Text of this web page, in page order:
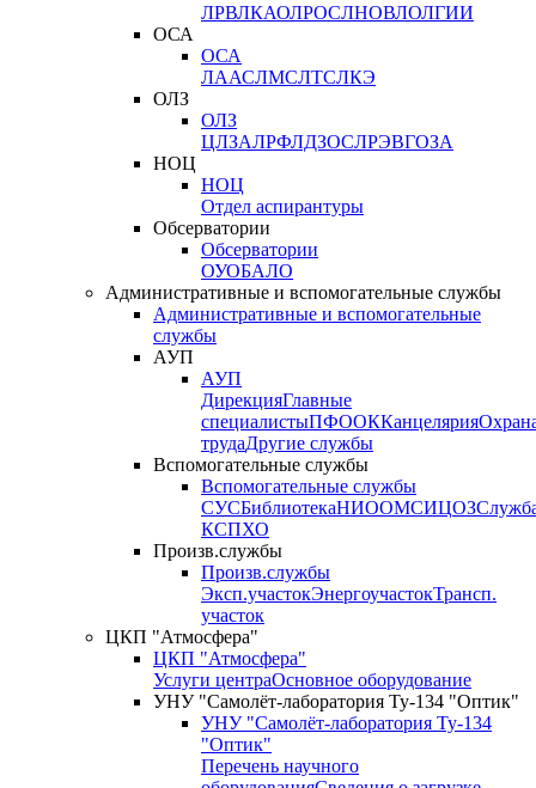
ЛРВЛКАОЛРОСЛНОВЛОЛГИИ
ОСА
ОСА
ЛААСЛМСЛТСЛКЭ
ОЛЗ
ОЛЗ
ЦЛЗАЛРФЛДЗОСЛРЭВГОЗА
НОЦ
НОЦ
Отдел аспирантуры
Обсерватории
Обсерватории
ОУОБАЛО
Административные и вспомогательные службы
Административные и вспомогательные
службы
АУП
АУП
ДирекцияГлавные
специалистыПФООККанцелярия
трудаДругие службы
Вспомогательные службы
Вспомогательные службы
СУСБиблиотекаНИООМСИЦОЗ
КСПХО
Произв.службы
Произв.службы
Эксп.участокЭнергоучастокТрансп.
участок
ЦКП "Атмосфера"
ЦКП "Атмосфера"
Услуги центраОсновное оборудование
УНУ "Самолёт-лаборатория Ту-134 "Оптик"
УНУ "Самолёт-лаборатория Ту-134
"Оптик"
Перечень научного